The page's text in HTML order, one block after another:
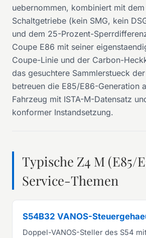
uebernommen, kombiniert mit
Schaltgetriebe (kein SMG, kein
und dem 25-Prozent-
Coupe E86 mit seiner
Coupe-Linie und der Carbon-
das gesuchtere Sammlerstueck
betreuen die E85/E86-Generation
Fahrzeug mit ISTA-M-Datensatz
konformer Instandsetzung.
Typische Z4 M (E85/
Service-Themen
S54B32 VANOS-
Doppel-VANOS-Steller des S54